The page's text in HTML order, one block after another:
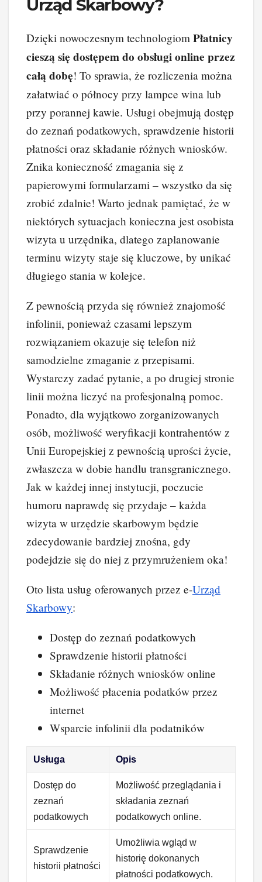
Urząd Skarbowy?
Dzięki nowoczesnym technologiom Płatnicy
cieszą się dostępem do obsługi online przez
całą dobę! To sprawia, że rozliczenia można
załatwiać o północy przy lampce wina lub
przy porannej kawie. Usługi obejmują dostęp
do zeznań podatkowych, sprawdzenie historii
płatności oraz składanie różnych wniosków.
Znika konieczność zmagania się z
papierowymi formularzami – wszystko da się
zrobić zdalnie! Warto jednak pamiętać, że w
niektórych sytuacjach konieczna jest osobista
wizyta u urzędnika, dlatego zaplanowanie
terminu wizyty staje się kluczowe, by unikać
długiego stania w kolejce.
Z pewnością przyda się również znajomość
infolinii, ponieważ czasami lepszym
rozwiązaniem okazuje się telefon niż
samodzielne zmaganie z przepisami.
Wystarczy zadać pytanie, a po drugiej stronie
linii można liczyć na profesjonalną pomoc.
Ponadto, dla wyjątkowo zorganizowanych
osób, możliwość weryfikacji kontrahentów z
Unii Europejskiej z pewnością uprości życie,
zwłaszcza w dobie handlu transgranicznego.
Jak w każdej innej instytucji, poczucie
humoru naprawdę się przydaje – każda
wizyta w urzędzie skarbowym będzie
zdecydowanie bardziej znośna, gdy
podejdzie się do niej z przymrużeniem oka!
Oto lista usług oferowanych przez e-Urząd
Skarbowy:
Dostęp do zeznań podatkowych
Sprawdzenie historii płatności
Składanie różnych wniosków online
Możliwość płacenia podatków przez
internet
Wsparcie infolinii dla podatników
Usługa Opis
Dostęp do
zeznań
podatkowych
Możliwość przeglądania i
składania zeznań
podatkowych online.
Sprawdzenie
historii płatności
Umożliwia wgląd w
historię dokonanych
płatności podatkowych.